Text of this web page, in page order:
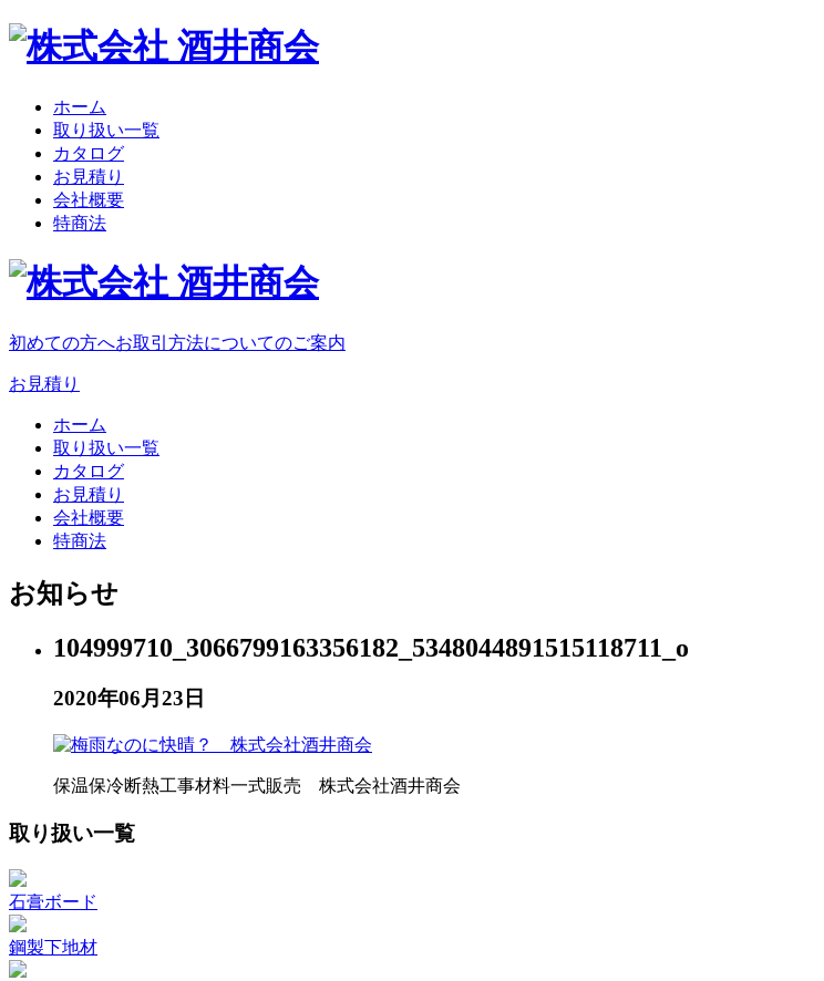
ホーム
取り扱い一覧
カタログ
お見積り
会社概要
特商法
初めての方へお取引方法についてのご案内
お見積り
ホーム
取り扱い一覧
カタログ
お見積り
会社概要
特商法
お知らせ
104999710_3066799163356182_5348044891515118711_o
2020年06月23日
保温保冷断熱工事材料一式販売 株式会社酒井商会
取り扱い一覧
石膏ボード
鋼製下地材